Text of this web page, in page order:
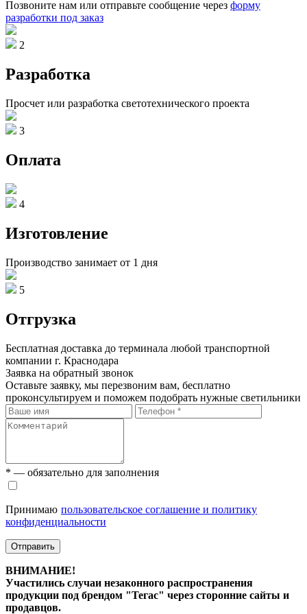
Позвоните нам или отправьте сообщение через форму
разработки под заказ
2
Разработка
Просчет или разработка светотехнического проекта
3
Оплата
4
Изготовление
Производство занимает от 1 дня
5
Отгрузка
Бесплатная доставка до терминала любой транспортной
компании г. Краснодара
Заявка на обратный звонок
Оставьте заявку, мы перезвоним вам, бесплатно
проконсультируем и поможем подобрать нужные светильники
* — обязательно для заполнения
Принимаю пользовательское соглашение и политику
конфиденциальности
Отправить
ВНИМАНИЕ!
Участились случаи незаконного распространения
продукции под брендом "Тегас" через сторонние сайты и
продавцов.